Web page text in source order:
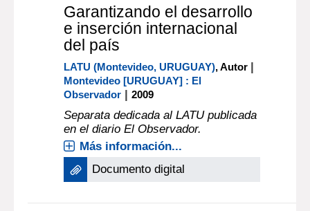
Garantizando el desarrollo
e inserción internacional
del país
LATU (Montevideo, URUGUAY), Autor |
Montevideo [URUGUAY] : El
Observador |2009
Separata dedicada al LATU publicada
en el diario El Observador.
Más información...
Documento digital